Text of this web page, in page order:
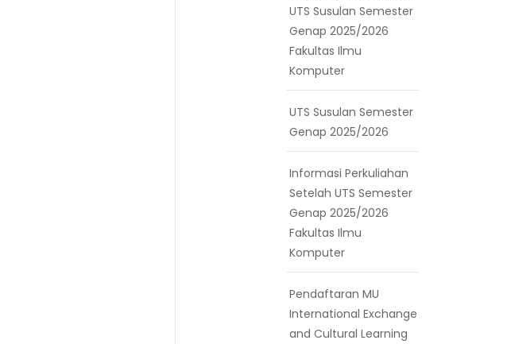
UTS Susulan Semester
Genap 2025/2026
Fakultas Ilmu
Komputer
UTS Susulan Semester
Genap 2025/2026
Informasi Perkuliahan
Setelah UTS Semester
Genap 2025/2026
Fakultas Ilmu
Komputer
Pendaftaran MU
International Exchange
and Cultural Learning